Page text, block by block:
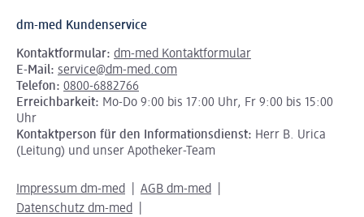
dm-med Kundenservice
Kontaktformular: dm-med Kontaktformular
E-Mail: service@dm-med.com
Telefon: 0800-6882766
Erreichbarkeit: Mo-Do 9:00 bis 17:00 Uhr, Fr 9:00 bis 15:00
Uhr
Kontaktperson für den Informationsdienst: Herr B. Urica
(Leitung) und unser Apotheker-Team
Impressum dm-med
AGB dm-med
Datenschutz dm-med